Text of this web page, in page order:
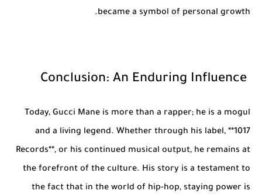
became a symbol of personal growth.
Today, Gucci Mane is more than a rapper; he is a mogul
and a living legend. Whether through his label, **1017
Records**, or his continued musical output, he remains at
the forefront of the culture. His story is a testament to
the fact that in the world of hip-hop, staying power is